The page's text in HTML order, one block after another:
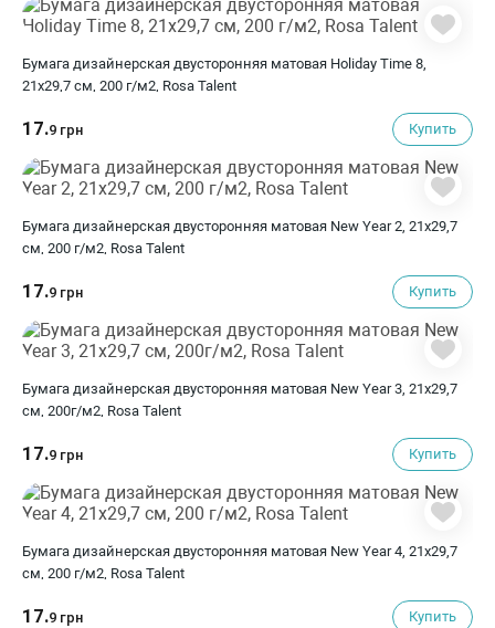
Бумага дизайнерская двусторонняя матовая Holiday Time 8,
21х29,7 см, 200 г/м2, Rosa Talent
17.9 грн Купить
Бумага дизайнерская двусторонняя матовая New Year 2, 21х29,7
см, 200 г/м2, Rosa Talent
17.9 грн Купить
Бумага дизайнерская двусторонняя матовая New Year 3, 21х29,7
см, 200г/м2, Rosa Talent
17.9 грн Купить
Бумага дизайнерская двусторонняя матовая New Year 4, 21х29,7
см, 200 г/м2, Rosa Talent
17.9 грн Купить